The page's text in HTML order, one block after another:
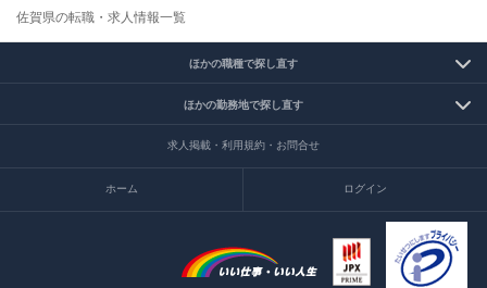
佐賀県の転職・求人情報一覧
ほかの職種で探し直す
ほかの勤務地で探し直す
求人掲載・利用規約・お問合せ
ホーム ログイン